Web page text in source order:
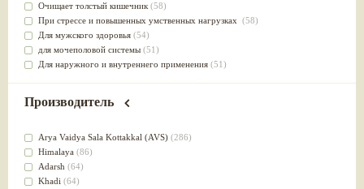
Очищает толстый кишечник(58)
При стрессе и повышенных умственных нагрузках (58)
Для мужского здоровья (54)
для мочеполовой системы (51)
Для наружного и внутреннего применения (51)
Для стабилизации деятельности ЦНС
Лечит опухоли и отеки(46)
Для медитации
выводит токсины
Для здоровья печени
Производитель
Arya Vaidya Sala Kottakkal (AVS) (286)
Himalaya (86)
Adarsh (64)
Khadi (64)